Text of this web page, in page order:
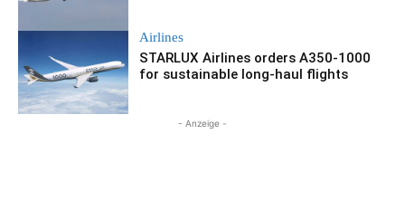
Airlines
STARLUX Airlines orders A350-1000
for sustainable long-haul flights
- Anzeige -